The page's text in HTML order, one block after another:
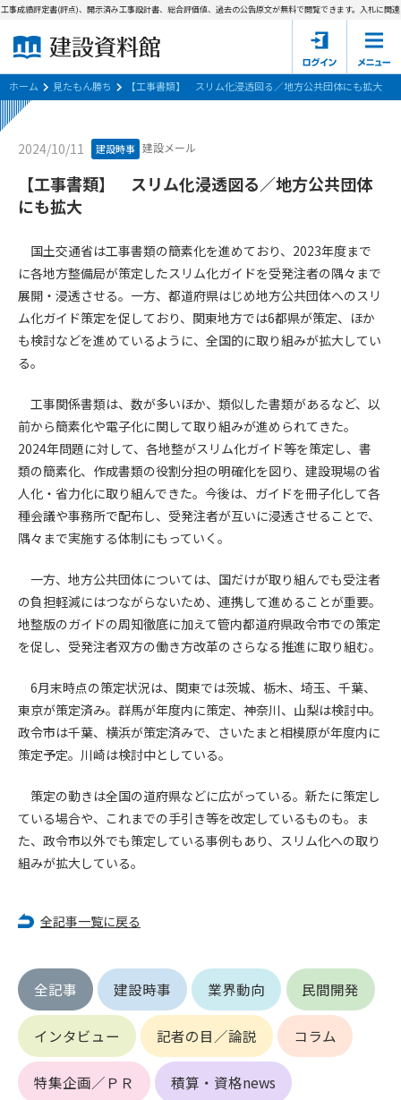
建設資料館とは
会員登録について
サポーター会員一覧
績評定書(評点)、開示済み工事設計書、総合評価値、過去の公告原文が無料で閲覧できます。入札に関連
ホーム 見たもん勝ち 【工事書類】 スリム化浸透図る／地方公共団体にも拡大
2024/10/11 建設時事 建設メール
【工事書類】 スリム化浸透図る／地方公共団体
にも拡大
国土交通省は工事書類の簡素化を進めており、2023年度まで
に各地方整備局が策定したスリム化ガイドを受発注者の隅々まで
展開・浸透させる。一方、都道府県はじめ地方公共団体へのスリ
ム化ガイド策定を促しており、関東地方では6都県が策定、ほか
も検討などを進めているように、全国的に取り組みが拡大してい
る。
工事関係書類は、数が多いほか、類似した書類があるなど、以
前から簡素化や電子化に関して取り組みが進められてきた。
2024年問題に対して、各地整がスリム化ガイド等を策定し、書
類の簡素化、作成書類の役割分担の明確化を図り、建設現場の省
人化・省力化に取り組んできた。今後は、ガイドを冊子化して各
種会議や事務所で配布し、受発注者が互いに浸透させることで、
隅々まで実施する体制にもっていく。
一方、地方公共団体については、国だけが取り組んでも受注者
の負担軽減にはつながらないため、連携して進めることが重要。
地整版のガイドの周知徹底に加えて管内都道府県政令市での策定
を促し、受発注者双方の働き方改革のさらなる推進に取り組む。
6月末時点の策定状況は、関東では茨城、栃木、埼玉、千葉、
東京が策定済み。群馬が年度内に策定、神奈川、山梨は検討中。
政令市は千葉、横浜が策定済みで、さいたまと相模原が年度内に
策定予定。川崎は検討中としている。
策定の動きは全国の道府県などに広がっている。新たに策定し
ている場合や、これまでの手引き等を改定しているものも。ま
た、政令市以外でも策定している事例もあり、スリム化への取り
組みが拡大している。
全記事一覧に戻る
全記事 建設時事 業界動向 民間開発
インタビュー 記者の目／論説 コラム
特集企画／ＰＲ 積算・資格news
パスワードの再発行
第1条（規約の目的）
会員サービスの利用条件等について定めるものです。
2. 管理者が建設資料館WEB上で随時掲載するルールは本規約の
一部を構成するものとします。
第2条（規約の変更）
ちに全ての会員が了承したものとみなします。
第4条（会員審査および資格の取り消し）
会員とは、本規約を承諾の上、所定の会員申込手続きを完了
後、管理者がこれを承認した者をいいます。
第4条（会員の定義と登録）
1. 管理者は前条により審査の結果、会員申込みをした者が以下
員としての権限を承認しないことがあります。
(1) 会員申し込みをした者が実在しなかった場合
(2) 本規約に違反した場合/li>
(3) 会員申し込みの際、申告事項に虚偽があった場合
理を行わなかった場合
(5) その他管理者が会員とすることを不適当と判断した場合
2. 管理者は承認後であっても承認した会員が前項の何れかに該
当することが判明した場合、会員資格を取り消すことがあり
ます。
第5条（IDおよびパスワードの管理）
1. 会員は申込の際に管理者が発行したIDおよびパスワードの使
用および管理について責任を負うものとします。
2. 会員は、自己のIDおよびパスワードを、貸与、譲渡、売買、
3. 会員は、IDおよびパスワードの管理不十分、使用上の過誤、
を負うものとし、管理者は一切責任を負いません。
第6条（会員の禁止事項）
1. 会員は建設資料館WEB上で以下の行為をしないものとしま
す。
(1) 第三者または管理者の著作権、その他知的所有権を侵害す
る行為